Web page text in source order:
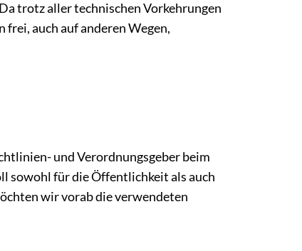
trotz aller technischen Vorkehrungen
auch auf anderen Wegen,
und Verordnungsgeber beim
sowohl für die Öffentlichkeit als auch
wir vorab die verwendeten